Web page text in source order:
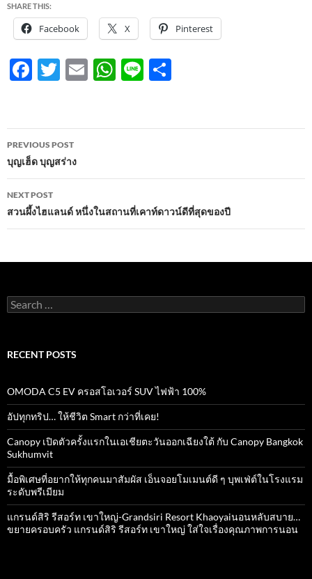
SHARE THIS:
Facebook X Pinterest
F
b
o
o
k
T
er
E
W
s
p
p
Li
e
Post
navigation
PREVIOUS POST
บุญเฮ็ด บุญสร่าง
NEXT POST
สวนผึ้งไฮแลนด์ หนึ่งในสถานที่เคาท์ดาวน์ดีที่สุดของปี
Search
for:
RECENT POSTS
OMODA C5 EV ครอสโอเวอร์ SUV ไฟฟ้า 100%
อัปทุกทริป… ให้ชีวิต Smart กว่าที่เคย!
Canopy เปิดตัวครั้งแรกในเอเชียตะวันออกเฉียงใต้ กับ Canopy Bangkok
Sukhumvit
มื้อพิเศษที่อยากให้ทุกคนมาสัมผัส เอ็นจอยโมเมนต์ดี ๆ บุพเฟ่ต์ในโรงแรม
ระดับพรีเมียม
แกรนด์สิริ​ รีสอร์ท​ เขาใหญ่​-Grandsiri​ Resort​ Khaoyaiนอนหลับสบาย…
ขยายครอบครัว แกรนด์สิริ รีสอร์ท เขาใหญ่ ใส่ใจเรื่องคุณภาพการนอน